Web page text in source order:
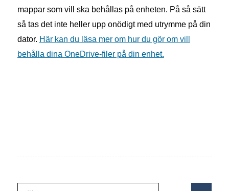
mappar som vill ska behållas på enheten. På så sätt
så tas det inte heller upp onödigt med utrymme på din
dator. Här kan du läsa mer om hur du gör om vill
behålla dina OneDrive-filer på din enhet.